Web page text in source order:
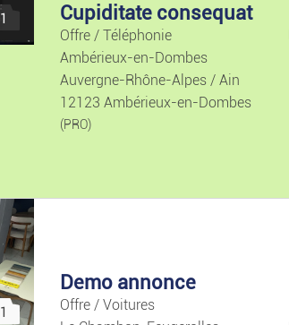
1 Cupiditate consequat
Offre / Téléphonie
Ambérieux-en-Dombes
Auvergne-Rhône-Alpes / Ain
12123 Ambérieux-en-Dombes
(PRO)
1
Demo annonce
Offre / Voitures